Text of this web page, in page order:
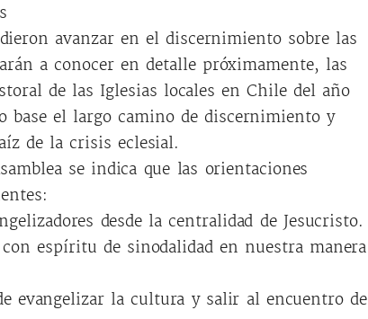
avanzar en el discernimiento sobre las
a conocer en detalle próximamente, las
de las Iglesias locales en Chile del año
base el largo camino de discernimiento y
de la crisis eclesial.
se indica que las orientaciones
desde la centralidad de Jesucristo.
espíritu de sinodalidad en nuestra manera
evangelizar la cultura y salir al encuentro de